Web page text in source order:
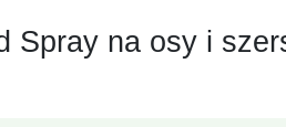
Spray na osy i